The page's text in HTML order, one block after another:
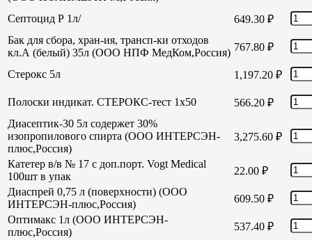
Септоцид Р 1л/
649.30 ₽
Бак для сбора, хран-ия, трансп-ки отходов
кл.А (белый) 35л (ООО НПФ МедКом,Россия) 767.80 ₽
Стерокс 5л 1,197.20 ₽
Полоски индикат. СТЕРОКС-тест 1х50 566.20 ₽
Диасептик-30 5л содержет 30%
изопропилового спирта (ООО ИНТЕРСЭН-
плюс,Россия)
3,275.60 ₽
Катетер в/в № 17 с доп.порт. Vogt Medical
100шт в упак
22.00 ₽
Диаспрей 0,75 л (поверхности) (ООО
ИНТЕРСЭН-плюс,Россия)
609.50 ₽
Оптимакс 1л (ООО ИНТЕРСЭН-
плюс,Россия)
537.40 ₽